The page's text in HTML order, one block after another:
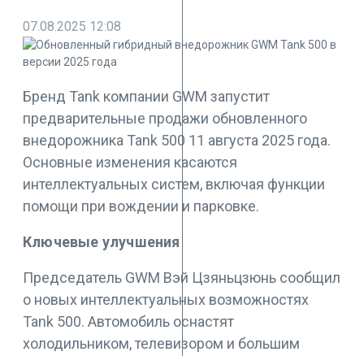
07.08.2025 12:08
Бренд Tank компании GWM запустит
предварительные продажи обновленного
внедорожника Tank 500 11 августа 2025 года.
Основные изменения касаются
интеллектуальных систем, включая функции
помощи при вождении и парковке.
Ключевые улучшения
Председатель GWM Вэй Цзяньцзюнь сообщил
о новых интеллектуальных возможностях
Tank 500. Автомобиль оснастят
холодильником, телевизором и большим